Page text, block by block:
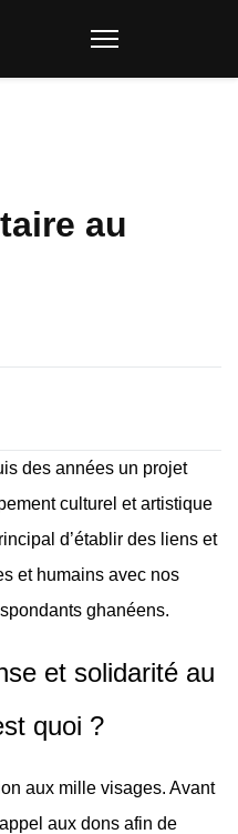
au
des années un projet
culturel et artistique
d’établir des liens et
et humains avec nos
ghanéens.
et solidarité au
quoi ?
aux mille visages. Avant
aux dons afin de